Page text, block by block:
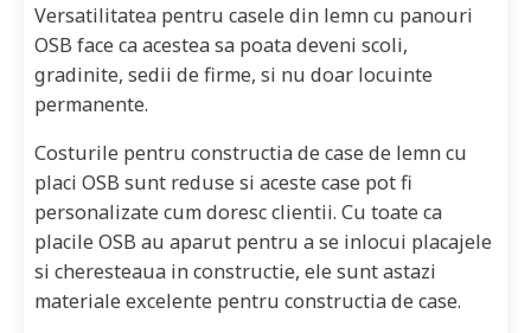
Versatilitatea pentru casele din lemn cu panouri
OSB face ca acestea sa poata deveni scoli,
gradinite, sedii de firme, si nu doar locuinte
permanente.
Costurile pentru constructia de case de lemn cu
placi OSB sunt reduse si aceste case pot fi
personalizate cum doresc clientii. Cu toate ca
placile OSB au aparut pentru a se inlocui placajele
si cheresteaua in constructie, ele sunt astazi
materiale excelente pentru constructia de case.